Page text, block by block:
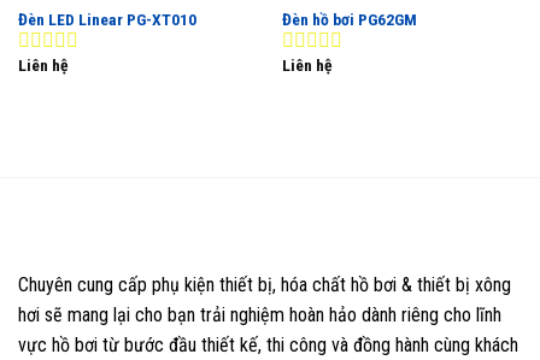
Đèn LED Linear PG-XT010
0
Liên hệ
Đèn hồ bơi PG62GM
0
Liên hệ
Chuyên cung cấp phụ kiện thiết bị, hóa chất hồ bơi & thiết bị xông
hơi sẽ mang lại cho bạn trải nghiệm hoàn hảo dành riêng cho lĩnh
vực hồ bơi từ bước đầu thiết kế, thi công và đồng hành cùng khách